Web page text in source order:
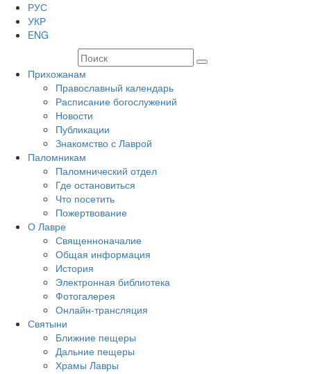
РУС
УКР
ENG
Прихожанам
Православный календарь
Расписание богослужений
Новости
Публикации
Знакомство с Лаврой
Паломникам
Паломнический отдел
Где остановиться
Что посетить
Пожертвование
О Лавре
Священноначалие
Общая информация
История
Электронная библиотека
Фотогалерея
Онлайн-трансляция
Святыни
Ближние пещеры
Дальние пещеры
Храмы Лавры